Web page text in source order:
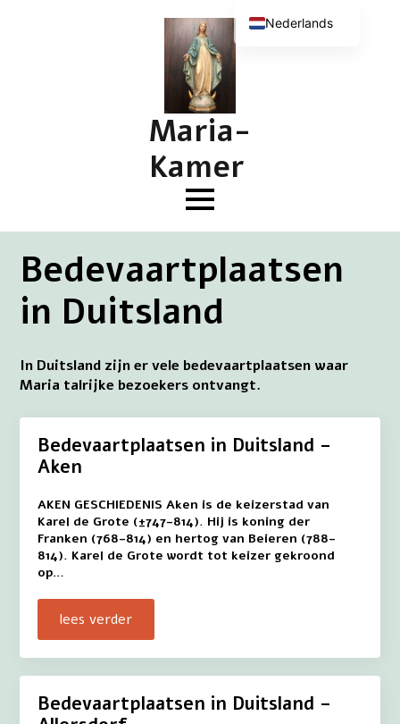
Maria-
Kamer
Bedevaartplaatsen
in Duitsland
In Duitsland zijn er vele bedevaartplaatsen waar
Maria talrijke bezoekers ontvangt.
Bedevaartplaatsen in Duitsland –
Aken
AKEN GESCHIEDENIS Aken is de keizerstad van
Karel de Grote (±747-814). Hij is koning der
Franken (768-814) en hertog van Beieren (788-
814). Karel de Grote wordt tot keizer gekroond
op…
lees verder
Bedevaartplaatsen in Duitsland –
Nederlands